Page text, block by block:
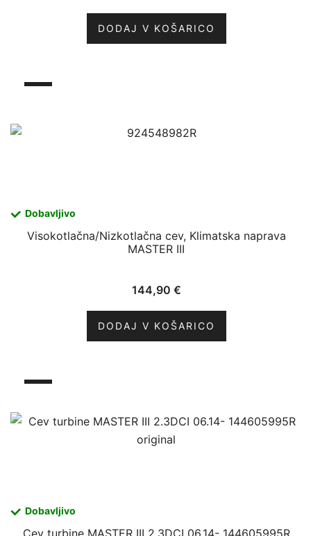
DODAJ V KOŠARICO
Dobavljivo
Visokotlačna/Nizkotlačna cev, Klimatska naprava
MASTER III
144,90 €
DODAJ V KOŠARICO
Dobavljivo
Cev turbine MASTER III 2.3DCI 06.14- 144605995R